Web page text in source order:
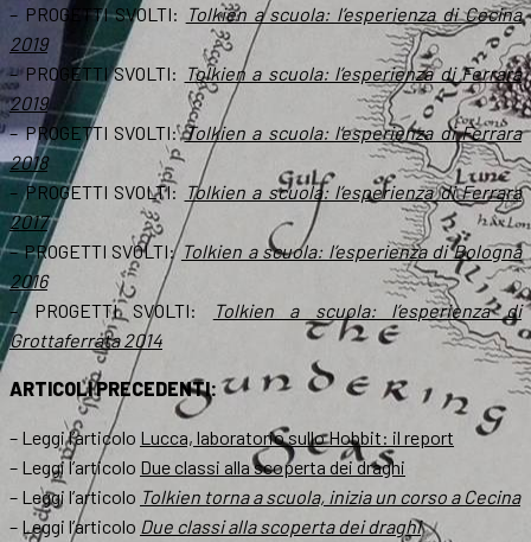
– PROGETTI SVOLTI: Tolkien a scuola: l’esperienza di Cecina
2019
– PROGETTI SVOLTI: Tolkien a scuola: l’esperienza di Ferrara
2019
– PROGETTI SVOLTI:Tolkien a scuola: l’esperienza di Ferrara
2018
– PROGETTI SVOLTI: Tolkien a scuola: l’esperienza di Ferrara
2017
– PROGETTI SVOLTI: Tolkien a scuola: l’esperienza di Bologna
2016
– PROGETTI SVOLTI:
Tolkien a scuola: l’esperienza di
Grottaferrata 2014
ARTICOLI PRECEDENTI:
– Leggi l’articolo Lucca, laboratorio sullo Hobbit: il report
– Leggi l’articolo Due classi alla scoperta dei draghi
– Leggi l’articolo Tolkien torna a scuola, inizia un corso a Cecina
– Leggi l’articolo Due classi alla scoperta dei draghi